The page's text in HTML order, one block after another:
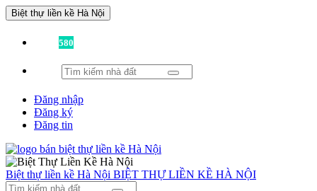
Biệt thự liền kề Hà Nội
580
Đăng nhập
Đăng ký
Đăng tin
Biệt thự liền kề Hà Nội BIỆT THỰ LIỀN KỀ HÀ NỘI